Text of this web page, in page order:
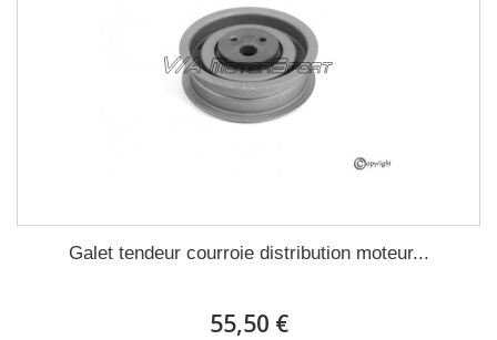
Galet tendeur courroie distribution moteur...
55,50 €